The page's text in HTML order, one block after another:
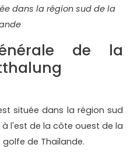
dans la région sud de la
de la
située dans la région sud
à l'est de la côte ouest de la
de Thaïlande.